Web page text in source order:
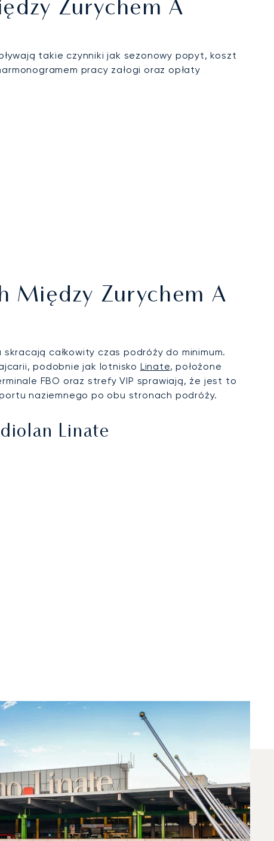
Zurychem A
takie czynniki jak sezonowy popyt, koszt
pracy załogi oraz opłaty
Między Zurychem A
całkowity czas podróży do minimum.
podobnie jak lotnisko Linate, położone
FBO oraz strefy VIP sprawiają, że jest to
naziemnego po obu stronach podróży.
Linate
Aby Polecieć Między